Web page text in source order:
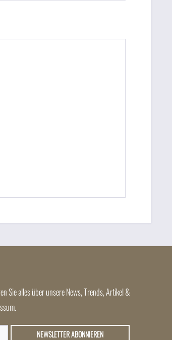
Sie alles über unsere News, Trends, Artikel &
NEWSLETTER ABONNIEREN